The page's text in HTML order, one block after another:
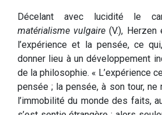
Décelant avec lucidité le
matérialisme vulgaire (V.), Herzen
l’expérience et la pensée, ce
donner lieu à un développement
de la philosophie. « L’expérience
pensée ; la pensée, à son tour, ne
l’immobilité du monde des faits,